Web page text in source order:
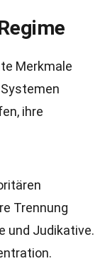
Merkmale
ihre
Trennung
und Judikative.